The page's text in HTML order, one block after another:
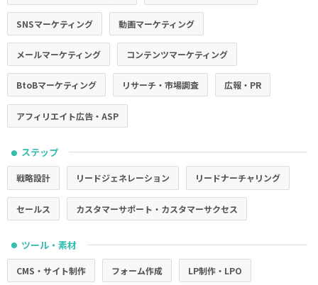
SNSマーケティング 動画マーケティング
メールマーケティング コンテンツマーケティング
BtoBマーケティング リサーチ・市場調査 広報・PR
アフィリエイト広告・ASP
● ステップ
戦略設計 リードジェネレーション リードナーチャリング
セールス カスタマーサポート・カスタマーサクセス
● ツール・素材
CMS・サイト制作 フォーム作成 LP制作・LPO